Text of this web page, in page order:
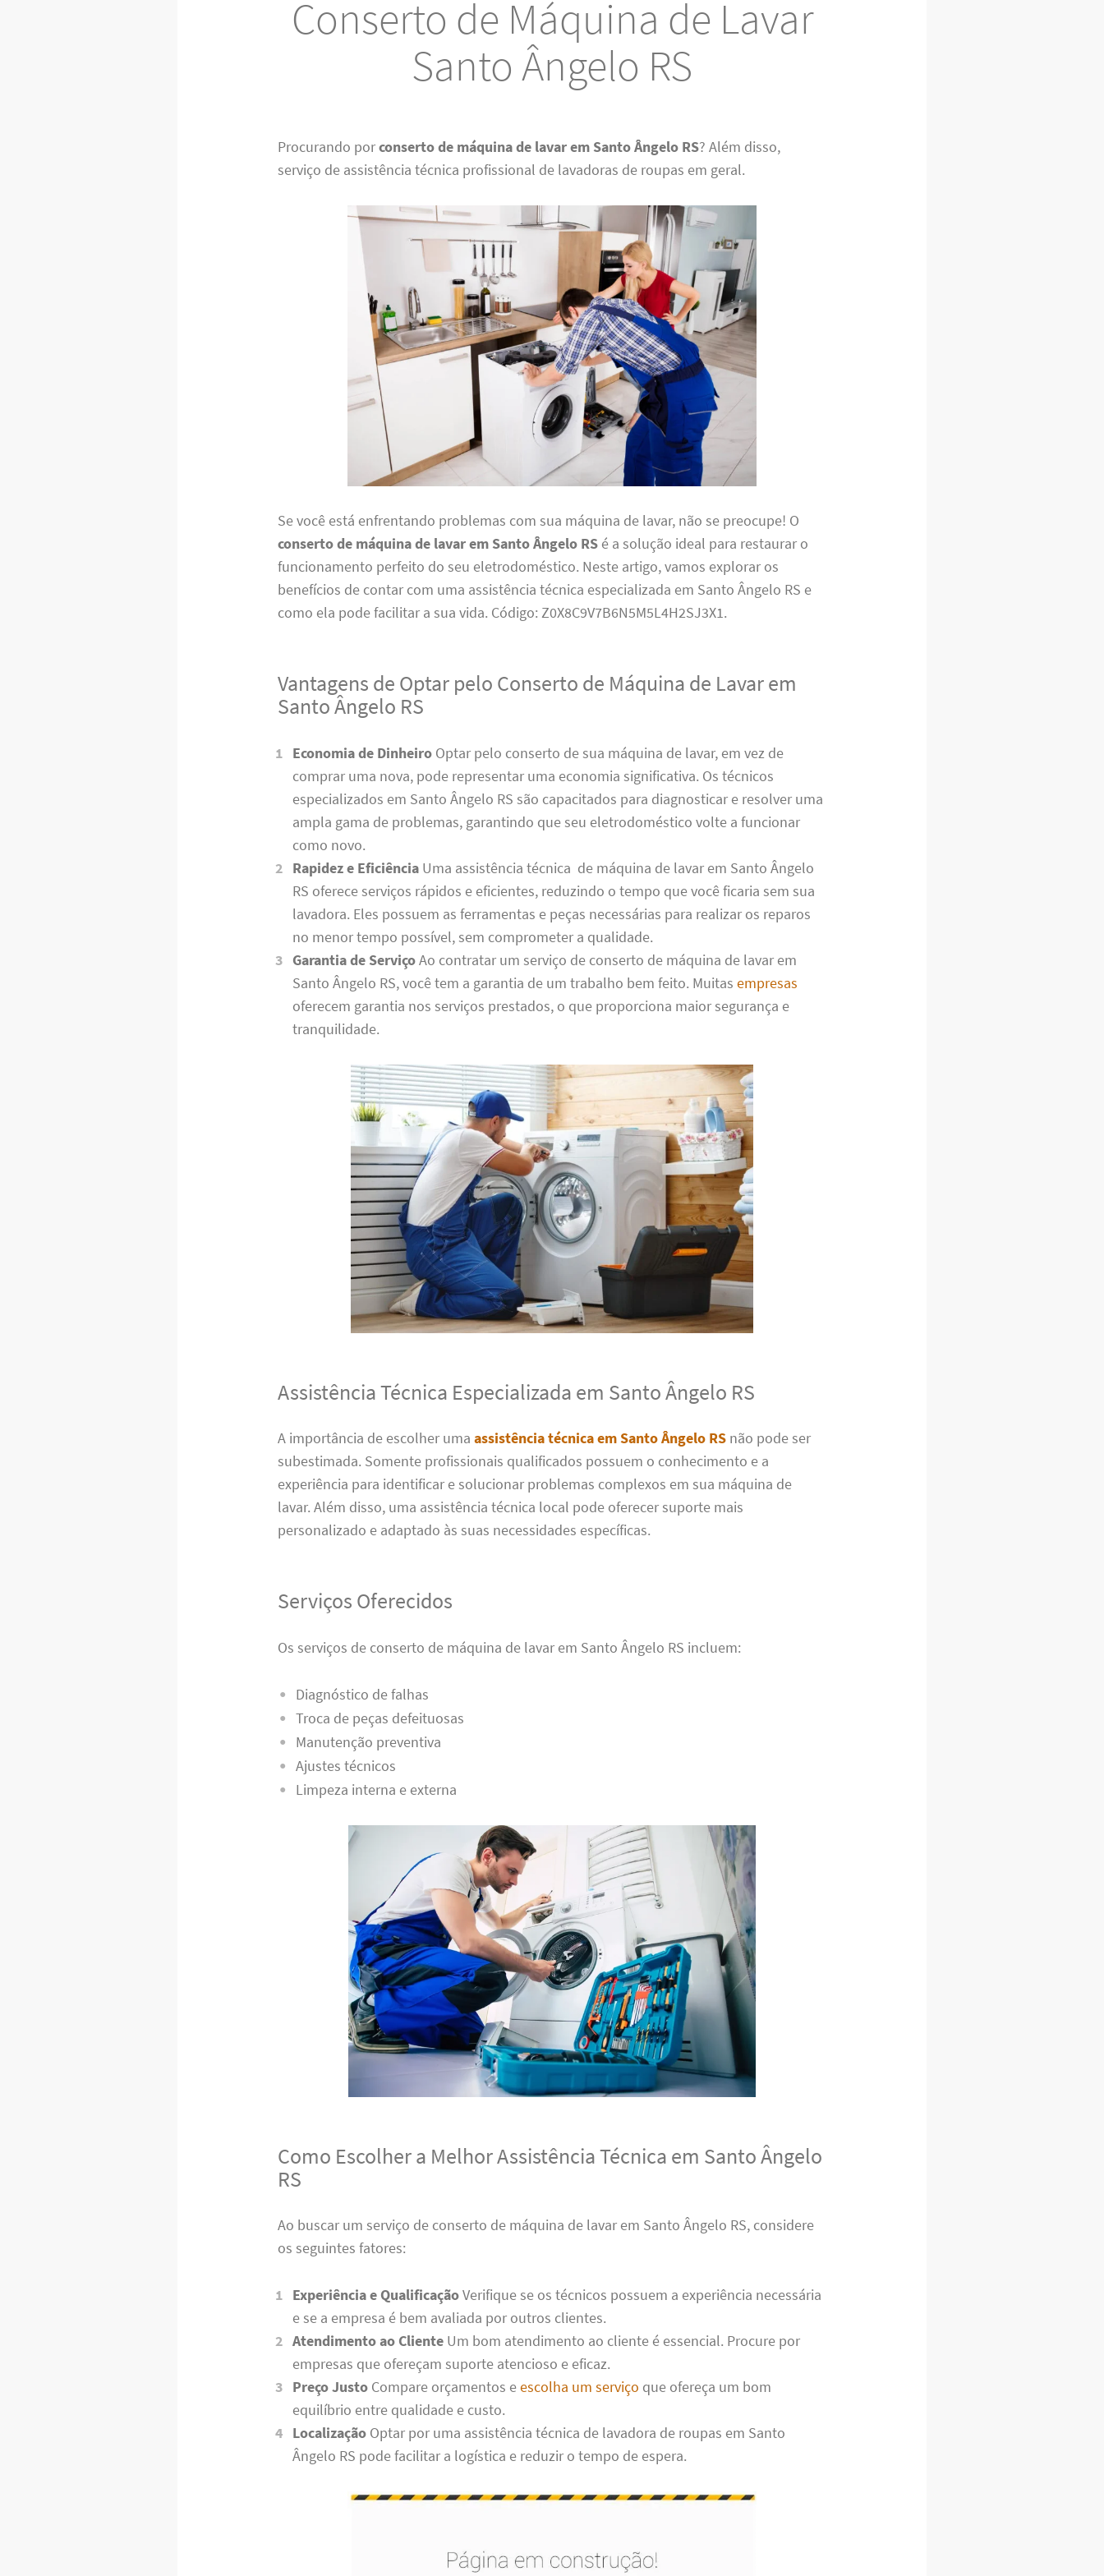
Conserto de Máquina de Lavar
Santo Ângelo RS
Procurando porconserto de máquina de lavar em Santo Ângelo RS? Além disso,
serviço de assistência técnica profissional de lavadoras de roupas em geral.
Se você está enfrentando problemas com sua máquina de lavar, não se preocupe! O
conserto de máquina de lavar em Santo Ângelo RS é a solução ideal para restaurar o
funcionamento perfeito do seu eletrodoméstico. Neste artigo, vamos explorar os
benefícios de contar com uma assistência técnica especializada em Santo Ângelo RS e
como ela pode facilitar a sua vida. Código: Z0X8C9V7B6N5M5L4H2SJ3X1.
Vantagens de Optar pelo Conserto de Máquina de Lavar em
Santo Ângelo RS
Economia de DinheiroOptar pelo conserto de sua máquina de lavar, em vez de
comprar uma nova, pode representar uma economia significativa. Os técnicos
especializados em Santo Ângelo RS são capacitados para diagnosticar e resolver uma
ampla gama de problemas, garantindo que seu eletrodoméstico volte a funcionar
como novo.
Rapidez e EficiênciaUma assistência técnica de máquina de lavar em Santo Ângelo
RS oferece serviços rápidos e eficientes, reduzindo o tempo que você ficaria sem sua
lavadora. Eles possuem as ferramentas e peças necessárias para realizar os reparos
no menor tempo possível, sem comprometer a qualidade.
Garantia de ServiçoAo contratar um serviço de conserto de máquina de lavar em
Santo Ângelo RS, você tem a garantia de um trabalho bem feito. Muitasempresas
oferecem garantia nos serviços prestados, o que proporciona maior segurança e
tranquilidade.
Assistência Técnica Especializada em Santo Ângelo RS
A importância de escolher umaassistência técnica em Santo Ângelo RS não pode ser
subestimada. Somente profissionais qualificados possuem o conhecimento e a
experiência para identificar e solucionar problemas complexos em sua máquina de
lavar. Além disso, uma assistência técnica local pode oferecer suporte mais
personalizado e adaptado às suas necessidades específicas.
Serviços Oferecidos
Os serviços de conserto de máquina de lavar em Santo Ângelo RS incluem:
Diagnóstico de falhas
Troca de peças defeituosas
Manutenção preventiva
Ajustes técnicos
Limpeza interna e externa
Como Escolher a Melhor Assistência Técnica em Santo Ângelo
RS
Ao buscar um serviço de conserto de máquina de lavar em Santo Ângelo RS, considere
os seguintes fatores:
Experiência e QualificaçãoVerifique se os técnicos possuem a experiência necessária
e se a empresa é bem avaliada por outros clientes.
Atendimento ao ClienteUm bom atendimento ao cliente é essencial. Procure por
empresas que ofereçam suporte atencioso e eficaz.
Preço JustoCompare orçamentos eescolha um serviço que ofereça um bom
equilíbrio entre qualidade e custo.
LocalizaçãoOptar por uma assistência técnica de lavadora de roupas em Santo
Ângelo RS pode facilitar a logística e reduzir o tempo de espera.